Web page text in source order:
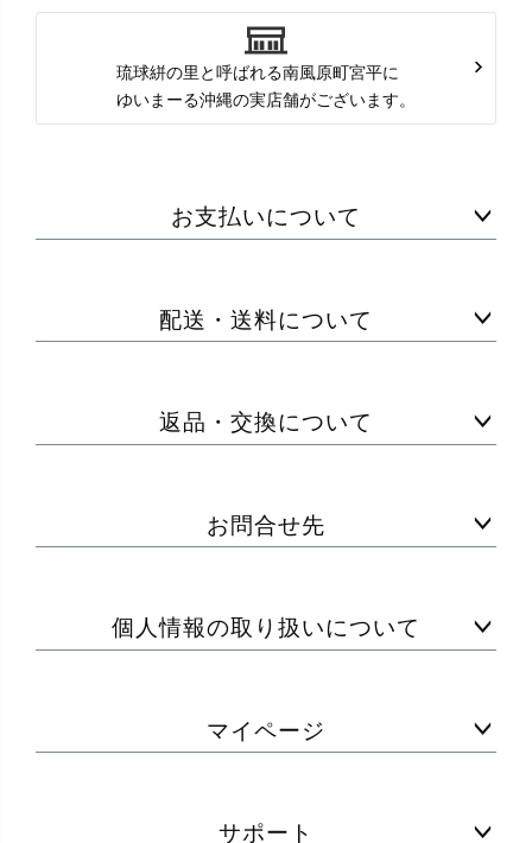
琉球絣の里と呼ばれる南風原町宮平に
ゆいまーる沖縄の実店舗がございます。
お支払いについて
配送・送料について
返品・交換について
お問合せ先
個人情報の取り扱いについて
マイページ
サポート